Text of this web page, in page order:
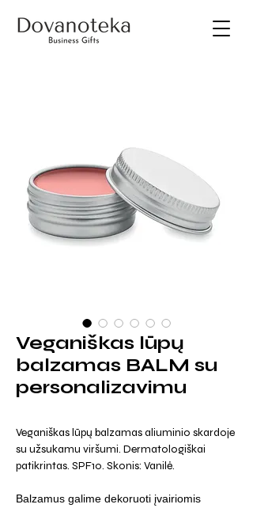
Veganiškas lūpų
balzamas BALM su
personalizavimu
Veganiškas lūpų balzamas aliuminio skardoje
su užsukamu viršumi. Dermatologiškai
patikrintas. SPF10. Skonis: Vanilė.
Balzamus galime dekoruoti įvairiomis